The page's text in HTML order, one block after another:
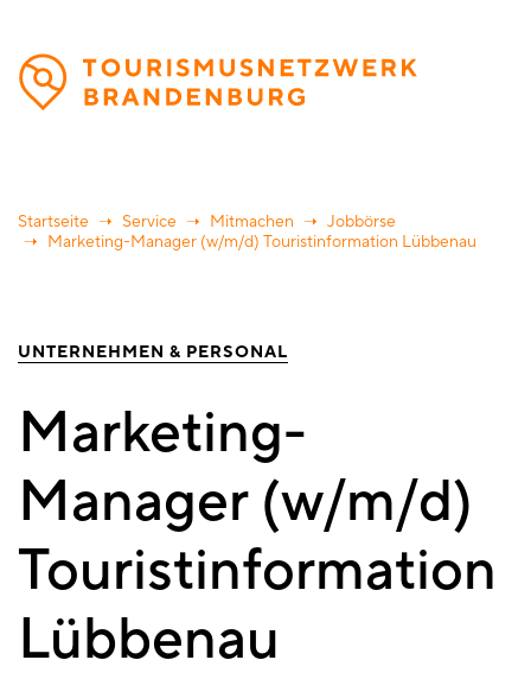
Direkt
zum
Inhalt
Startseite Service Mitmachen
Jobbörse
Marketing-Manager (w/m/d) Touristinformation Lübbenau
UNTERNEHMEN & PERSONAL
Marketing-
Manager (w/m/d)
Touristinformation
Lübbenau